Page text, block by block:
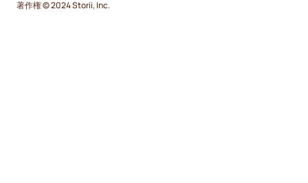
著作権 © 2024 Storii, Inc.